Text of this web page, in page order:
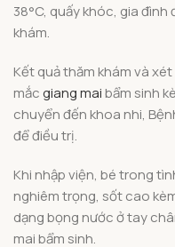
38°C, quấy khóc, gia
khám.
Kết quả thăm khám và
mắcgiang maibẩm sinh
chuyển đến khoa nhi,
để điều trị.
Khi nhập viện, bé trong
nghiêm trọng, sốt cao
dạng bọng nước ở tay
mai bẩm sinh.